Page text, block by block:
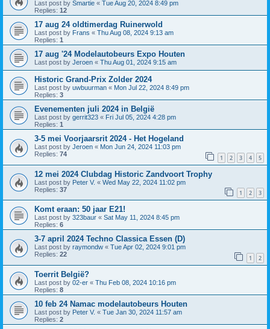
Last post by Smartie « Tue Aug 20, 2024 8:49 pm
Replies: 12
17 aug 24 oldtimerdag Ruinerwold
Last post by Frans « Thu Aug 08, 2024 9:13 am
Replies: 1
17 aug '24 Modelautobeurs Expo Houten
Last post by Jeroen « Thu Aug 01, 2024 9:15 am
Historic Grand-Prix Zolder 2024
Last post by uwbuurman « Mon Jul 22, 2024 8:49 pm
Replies: 3
Evenementen juli 2024 in België
Last post by gerrit323 « Fri Jul 05, 2024 4:28 pm
Replies: 1
3-5 mei Voorjaarsrit 2024 - Het Hogeland
Last post by Jeroen « Mon Jun 24, 2024 11:03 pm
Replies: 74 1 2 3 4 5
12 mei 2024 Clubdag Historic Zandvoort Trophy
Last post by Peter V. « Wed May 22, 2024 11:02 pm
Replies: 37 1 2 3
Komt eraan: 50 jaar E21!
Last post by 323baur « Sat May 11, 2024 8:45 pm
Replies: 6
3-7 april 2024 Techno Classica Essen (D)
Last post by raymondw « Tue Apr 02, 2024 9:01 pm
Replies: 22 1 2
Toerrit België?
Last post by 02-er « Thu Feb 08, 2024 10:16 pm
Replies: 8
10 feb 24 Namac modelautobeurs Houten
Last post by Peter V. « Tue Jan 30, 2024 11:57 am
Replies: 2